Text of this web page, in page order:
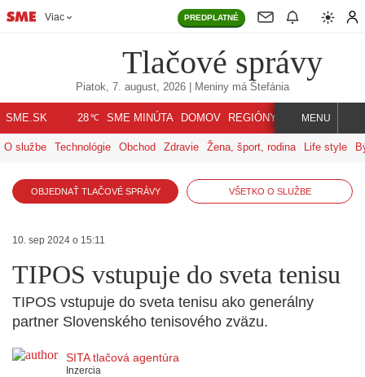
Viac PREDPLATNÉ
Tlačové správy
Piatok, 7. august, 2026 | Meniny má Štefánia
SME.SK 28℃ SME MINÚTA DOMOV REGIÓNY INDEX SVET
MENU
O službe Technológie Obchod Zdravie Žena, šport, rodina Life style
OBJEDNAŤ TLAČOVÉ SPRÁVY VŠETKO O SLUŽBE
10. sep 2024 o 15:11
TIPOS vstupuje do sveta tenisu
TIPOS vstupuje do sveta tenisu ako generálny
partner Slovenského tenisového zväzu.
SITA tlačová agentúra
Inzercia